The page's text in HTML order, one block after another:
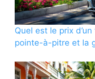
Quel est le prix
pointe-à-pitre et la